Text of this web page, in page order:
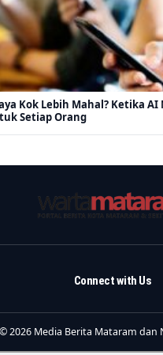
Kok Lebih Mahal? Ketika
Setiap Orang
Connect with Us
2026 Media Berita Mataram dan